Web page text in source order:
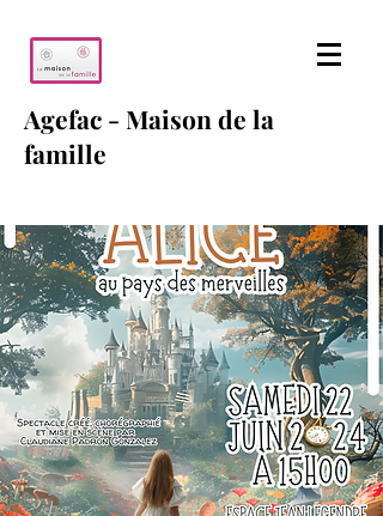
Agefac - Maison de la
famille